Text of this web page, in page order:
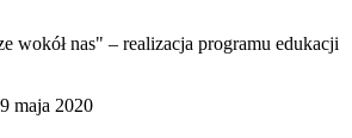
wokół nas" – realizacja programu edukacji
maja 2020